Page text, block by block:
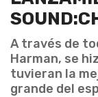
A través de
Harman, se
tuvieran la
grande del